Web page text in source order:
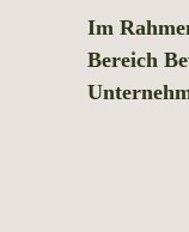
Im
Bereich